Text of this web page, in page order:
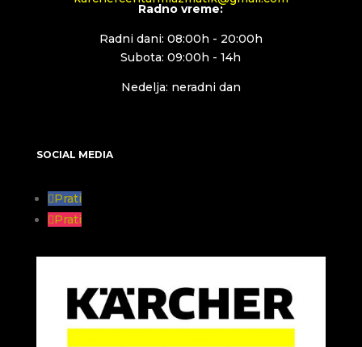
Radno vreme:
Radni dani: 08:00h - 20:00h
Subota: 09:00h - 14h
Nedelja: neradni dan
SOCIAL MEDIA
Prati
Prati